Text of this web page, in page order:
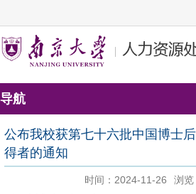
导航
公布我校获第七十六批中国博士
得者的通知
时间：2024-11-26 浏览